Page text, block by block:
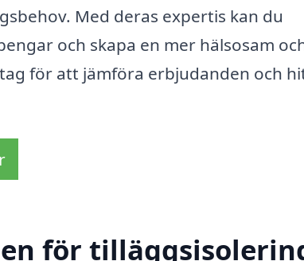
Med deras expertis kan du
och skapa en mer hälsosam
för att jämföra erbjudanden och
för